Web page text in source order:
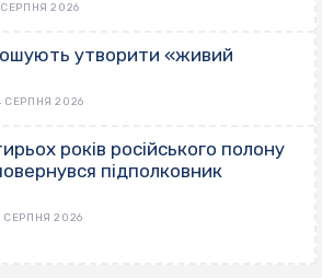
СЕРПНЯ 2026
утворити «живий
СЕРПНЯ 2026
років російського полону
підполковник
СЕРПНЯ 2026